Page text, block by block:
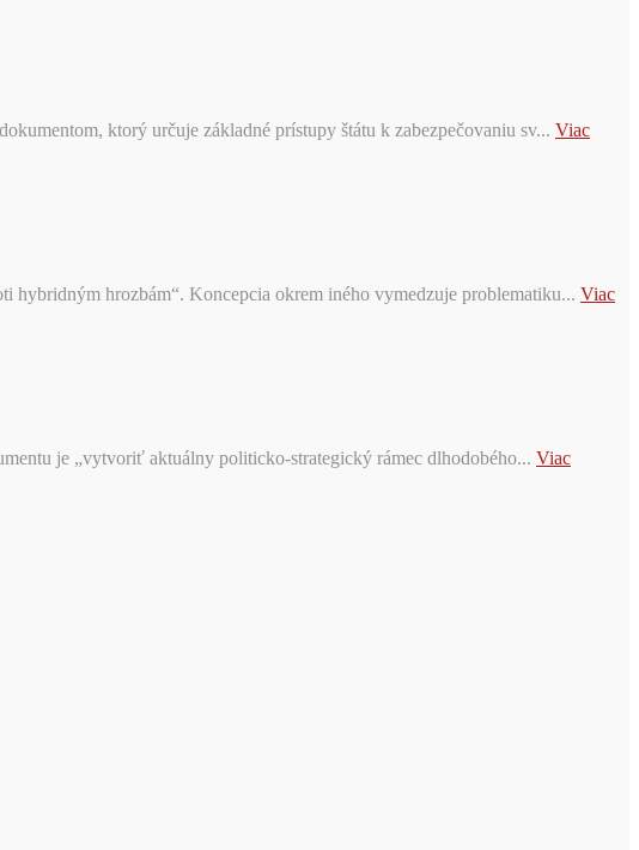
ktorý určuje základné prístupy štátu k zabezpečovaniu sv... Viac
hrozbám“. Koncepcia okrem iného vymedzuje problematiku... Viac
je „vytvoriť aktuálny politicko-strategický rámec dlhodobého... Viac